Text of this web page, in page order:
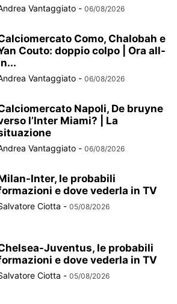
Vantaggiato - 06/08/2026
Como, Chalobah e
Couto: doppio colpo | Ora all-
Vantaggiato - 06/08/2026
Napoli, De bruyne
l’Inter Miami? | La
Vantaggiato - 06/08/2026
Inter, le probabili
e dove vederla in TV
Ciotta - 05/08/2026
Juventus, le probabili
e dove vederla in TV
Ciotta - 05/08/2026